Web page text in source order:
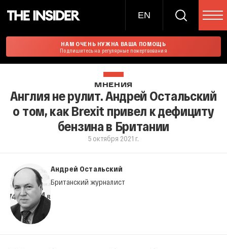
EN
НАМ ОЧЕНЬ НУЖНА ВАША ПОМОЩЬ
Подпишитесь на регулярные пожертвования
МНЕНИЯ
Англия не рулит. Андрей Остальский
о том, как Brexit привел к дефициту
бензина в Британии
5 октября 2021 г.
Андрей Остальский
Британский журналист